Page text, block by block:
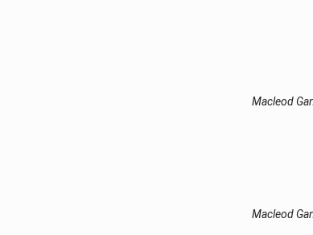
Macleod
Macleod